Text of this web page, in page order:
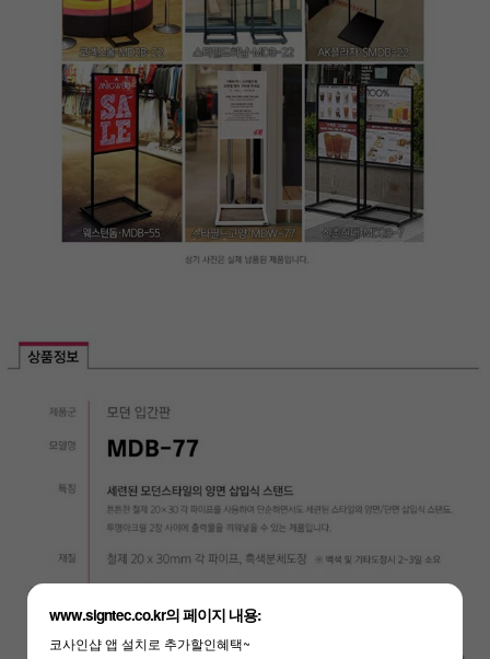
www.signtec.co.kr의 페이지 내용:
코사인샵 앱 설치로 추가할인혜택~